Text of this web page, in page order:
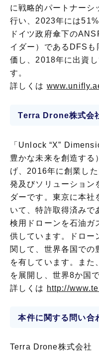
に戦略的パートナーシ
行い、2023年には
ドイツ政府傘下の
イダー）であるDFS
価し、2018年に出資
す。
詳しくは
Terra Drone株式会
「Unlock “X”
豊かな未来を創造する
げ、2016年に創業し
発及びソリューション
ダーです。東京に本社
いて、特許取得済みで
検用ドローンを石油ガ
供しています。ドロー
関して、世界各国での
を有しています。また
を展開し、世界8か国
詳しくは http://
本件に関する問い合
Terra Drone株式会社